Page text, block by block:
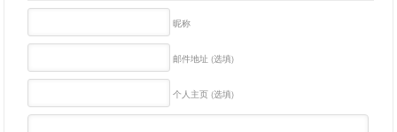
昵称
邮件地址 (选填)
个人主页 (选填)